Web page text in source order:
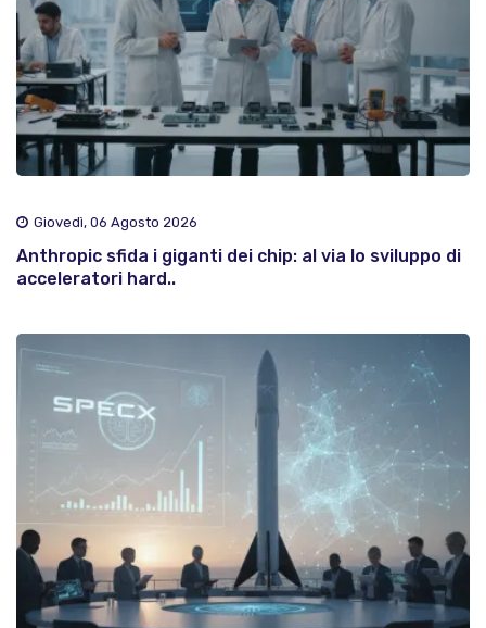
Giovedì, 06 Agosto 2026
Anthropic sfida i giganti dei chip: al via lo sviluppo di
acceleratori hard..